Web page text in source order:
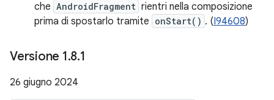
che AndroidFragment rientri nella composizione
prima di spostarlo tramite onStart() . (I94608)
Versione 1.8.1
26 giugno 2024